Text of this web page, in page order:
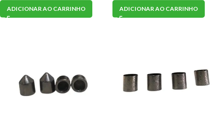
ADICIONAR AO CARRINHO ADICIONAR AO CARRINHO